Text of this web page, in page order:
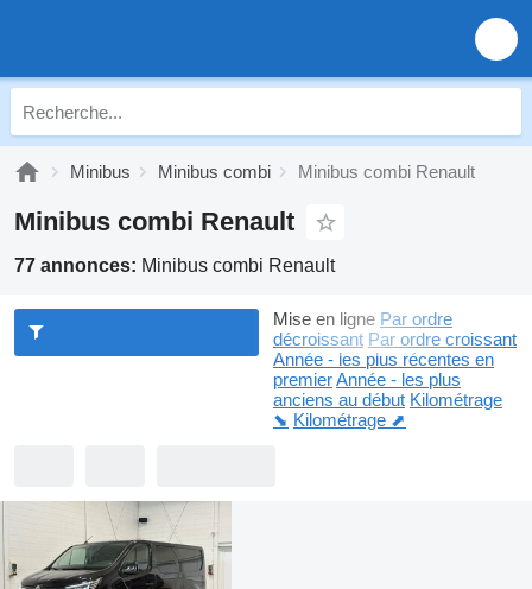
Minibus Minibus combi Minibus combi Renault
Minibus combi Renault
77 annonces: Minibus combi Renault
Mise en ligne Par ordre
décroissant Par ordre croissant
Année - les plus récentes en
premierAnnée - les plus
anciens au début Kilométrage
⬊ Kilométrage ⬈